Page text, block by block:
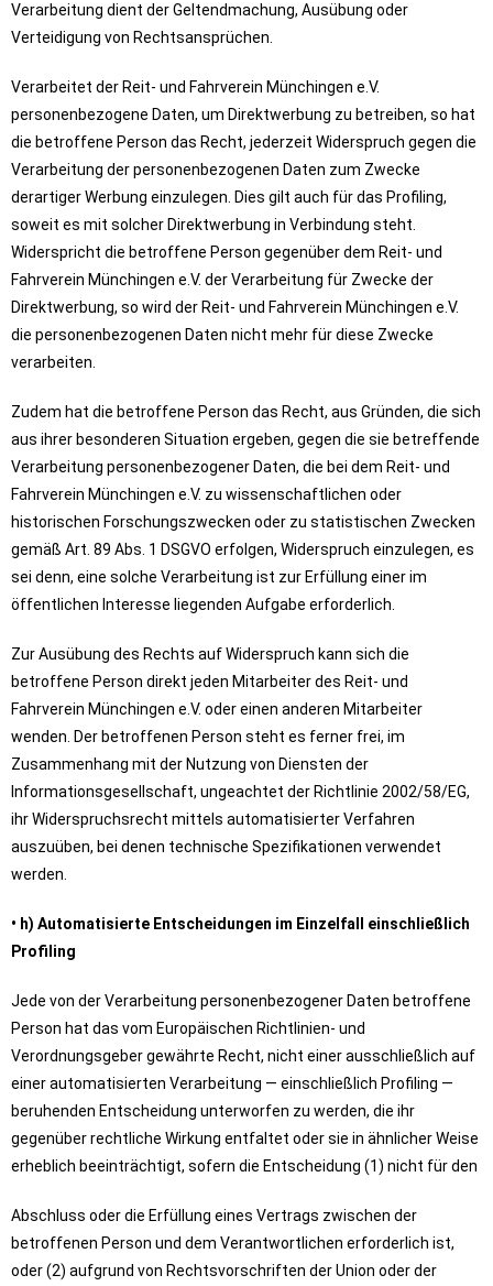
Verarbeitung dient der Geltendmachung, Ausübung oder
Verteidigung von Rechtsansprüchen.
Verarbeitet der Reit- und Fahrverein Münchingen e.V.
personenbezogene Daten, um Direktwerbung zu betreiben, so hat
die betroffene Person das Recht, jederzeit Widerspruch gegen die
Verarbeitung der personenbezogenen Daten zum Zwecke
derartiger Werbung einzulegen. Dies gilt auch für das Profiling,
soweit es mit solcher Direktwerbung in Verbindung steht.
Widerspricht die betroffene Person gegenüber dem Reit- und
Fahrverein Münchingen e.V. der Verarbeitung für Zwecke der
Direktwerbung, so wird der Reit- und Fahrverein Münchingen e.V.
die personenbezogenen Daten nicht mehr für diese Zwecke
verarbeiten.
Zudem hat die betroffene Person das Recht, aus Gründen, die sich
aus ihrer besonderen Situation ergeben, gegen die sie betreffende
Verarbeitung personenbezogener Daten, die bei dem Reit- und
Fahrverein Münchingen e.V. zu wissenschaftlichen oder
historischen Forschungszwecken oder zu statistischen Zwecken
gemäß Art. 89 Abs. 1 DSGVO erfolgen, Widerspruch einzulegen, es
sei denn, eine solche Verarbeitung ist zur Erfüllung einer im
öffentlichen Interesse liegenden Aufgabe erforderlich.
Zur Ausübung des Rechts auf Widerspruch kann sich die
betroffene Person direkt jeden Mitarbeiter des Reit- und
Fahrverein Münchingen e.V. oder einen anderen Mitarbeiter
wenden. Der betroffenen Person steht es ferner frei, im
Zusammenhang mit der Nutzung von Diensten der
Informationsgesellschaft, ungeachtet der Richtlinie 2002/58/EG,
ihr Widerspruchsrecht mittels automatisierter Verfahren
auszuüben, bei denen technische Spezifikationen verwendet
werden.
• h) Automatisierte Entscheidungen im Einzelfall einschließlich
Profiling
Jede von der Verarbeitung personenbezogener Daten betroffene
Person hat das vom Europäischen Richtlinien- und
Verordnungsgeber gewährte Recht, nicht einer ausschließlich auf
einer automatisierten Verarbeitung — einschließlich Profiling —
beruhenden Entscheidung unterworfen zu werden, die ihr
gegenüber rechtliche Wirkung entfaltet oder sie in ähnlicher Weise
erheblich beeinträchtigt, sofern die Entscheidung (1) nicht für den
Abschluss oder die Erfüllung eines Vertrags zwischen der
betroffenen Person und dem Verantwortlichen erforderlich ist,
oder (2) aufgrund von Rechtsvorschriften der Union oder der